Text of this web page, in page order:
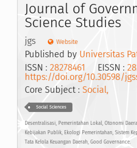
Journal of
Science Studies
jgs Website
Published by Universitas
ISSN : 28278461 EISSN :
https://doi.org/10.30598/
Core Subject : Social,
Social Sciences
Desentralisasi, Pemerintahan Lokal, Otonomi
Kebijakan Publik, Ekologi Pemerintahan, Sistem
Tata Kelola Keuangan Daerah, Good Governance.